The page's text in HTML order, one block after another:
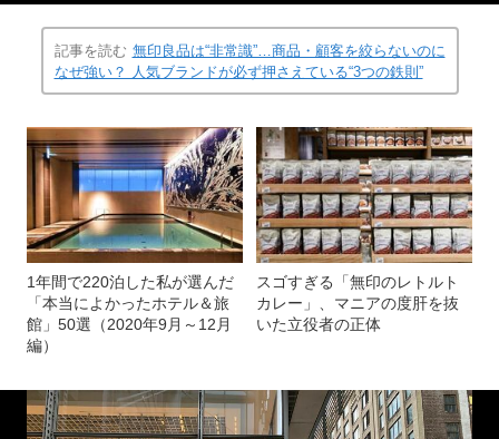
記事を読む 無印良品は“非常識”…商品・顧客を絞らないのに
なぜ強い？ 人気ブランドが必ず押さえている“3つの鉄則”
1年間で220泊した私が選んだ
「本当によかったホテル＆旅
館」50選（2020年9月～12月
編）
スゴすぎる「無印のレトルト
カレー」、マニアの度肝を抜
いた立役者の正体